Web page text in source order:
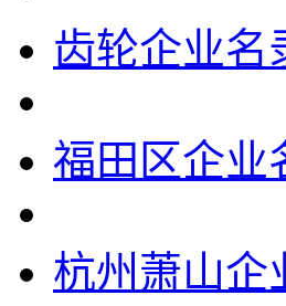
齿轮企业名
福田区企业
杭州萧山企